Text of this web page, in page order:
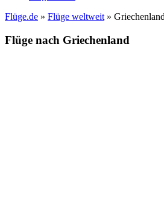
Flüge.de » Flüge weltweit » Griechenland
Flüge nach Griechenland